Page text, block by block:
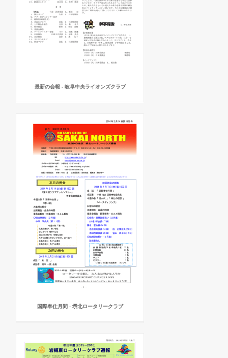
最新の会報 - 岐阜中央ライオンズクラブ
国際奉仕月間 - 堺北ロータリークラブ